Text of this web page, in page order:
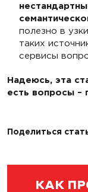
полезно в
таких
сервисы
Надеюсь, эта
есть вопросы –
Поделиться
КАК